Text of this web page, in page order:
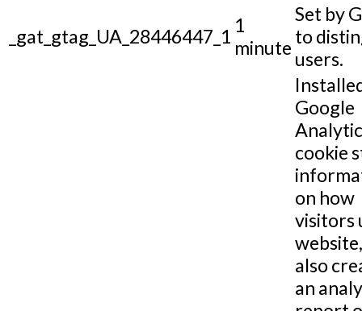
_gat_gtag_UA_28446447_1 1
minute
Set by
to
users.
Google
cookie
on how
visitors
also
an